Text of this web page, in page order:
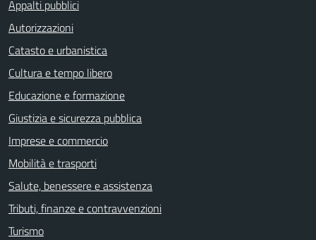
Appalti pubblici
Autorizzazioni
Catasto e urbanistica
Cultura e tempo libero
Educazione e formazione
Giustizia e sicurezza pubblica
Imprese e commercio
Mobilità e trasporti
Salute, benessere e assistenza
Tributi, finanze e contravvenzioni
Turismo